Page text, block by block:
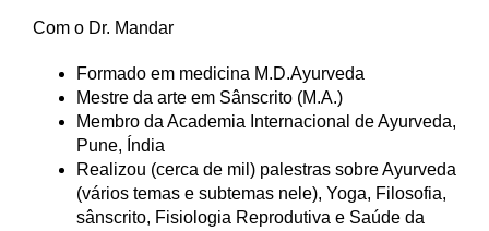
Com o Dr. Mandar
Formado em medicina M.D.Ayurveda
Mestre da arte em Sânscrito (M.A.)
Membro da Academia Internacional de Ayurveda,
Pune, Índia
Realizou (cerca de mil) palestras sobre Ayurveda
(vários temas e subtemas nele), Yoga, Filosofia,
sânscrito, Fisiologia Reprodutiva e Saúde da